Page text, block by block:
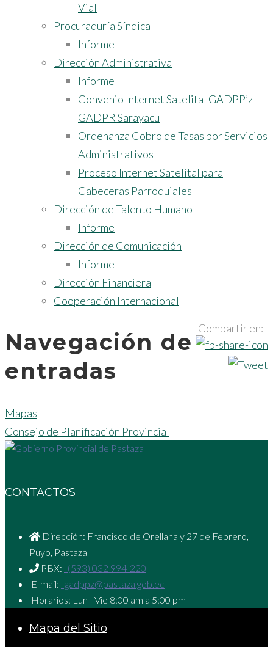
Vial
Procuraduría Síndica
Informe
Dirección Administrativa
Informe
Convenio Internet Satelital GADPP’z –
GADPR Sarayacu
Ordenanza Cobro de Tasas por Servicios
Administrativos
Proceso Internet Satelital para
Cabeceras Parroquiales
Dirección de Talento Humano
Informe
Dirección de Comunicación
Informe
Dirección Financiera
Cooperación Internacional
Compartir en:
Navegación de
entradas
Mapas
Consejo de Planificación Provincial
CONTACTOS
Dirección: Francisco de Orellana y 27 de Febrero,
Puyo, Pastaza
PBX: (593) 032 994-220
E-mail: gadppz@pastaza.gob.ec
Horarios: Lun - Vie 8:00 am a 5:00 pm
Mapa del Sitio